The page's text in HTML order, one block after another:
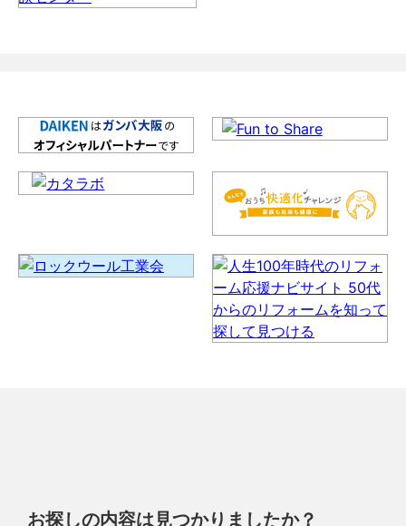
お探しの内容は見つかりましたか？